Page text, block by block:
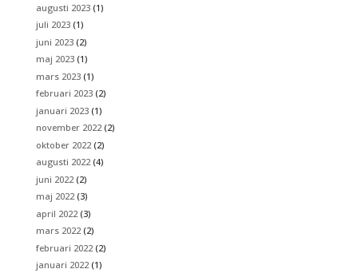
augusti 2023(1)
juli 2023(1)
juni 2023(2)
maj 2023(1)
mars 2023(1)
februari 2023(2)
januari 2023(1)
november 2022(2)
oktober 2022(2)
augusti 2022(4)
juni 2022(2)
maj 2022(3)
april 2022(3)
mars 2022(2)
februari 2022(2)
januari 2022(1)